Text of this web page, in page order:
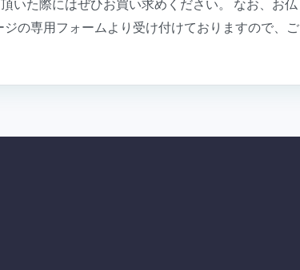
いた際にはぜひお買い求めください。 なお、お仏
の専用フォームより受け付けておりますので、ご